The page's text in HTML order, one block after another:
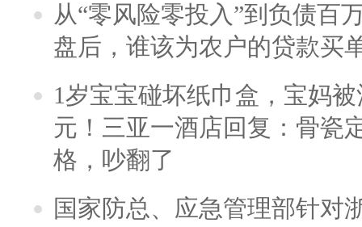
从“零风险零投入”到负债百
盘后，谁该为农户的贷款买
1岁宝宝碰坏纸巾盒，宝妈
元！三亚一酒店回复：骨瓷
格，吵翻了
国家防总、应急管理部针对